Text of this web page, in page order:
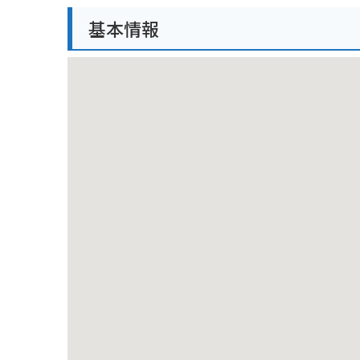
基本情報